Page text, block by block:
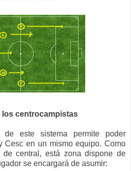
los centrocampistas
de este sistema permite poder
Cesc en un mismo equipo. Como
central, está zona dispone de
se encargará de asumir: